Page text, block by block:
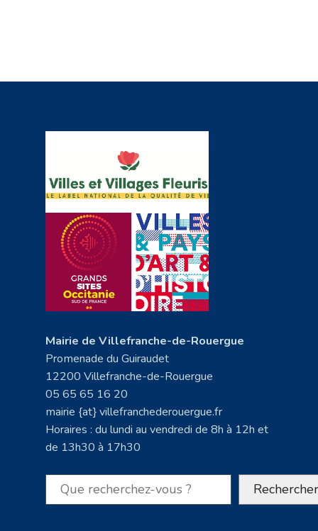
Mairie de Villefranche-de-Rouergue
Promenade du Guiraudet
12200 Villefranche-de-Rouergue
05 65 65 16 20
mairie {at} villefranchederouergue.fr
Horaires : du lundi au vendredi de 8h à 12h et
de 13h30 à 17h30
Rechercher Rechercher